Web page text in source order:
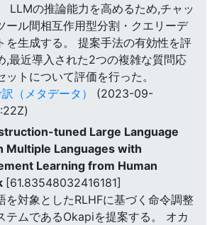
LLMの推論能力を高めるため,チャッ
ール間相互作用型分割・クエリーデ
を生成する。 提案手法の有効性を評
,最近導入された2つの複雑な質問応
ットについて評価を行った。
（メタデータ）
(2023-09-
tuned Large Language
Multiple Languages with
Learning from Human
[61.83548032416181]
を対象としたRLHFに基づく命令調整
テムであるOkapiを提案する。 オカ